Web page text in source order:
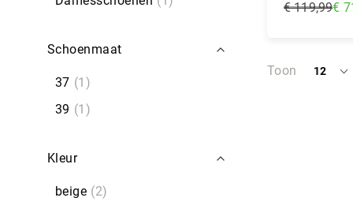
€ 119,99€
Toon 12
per
Schoenmaat
37
1
39
1
Kleur
beige
2